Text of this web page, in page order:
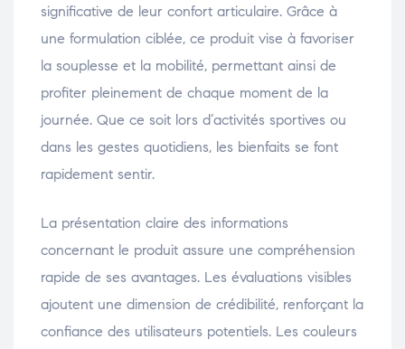
significative de leur confort articulaire. Grâce à
une formulation ciblée, ce produit vise à favoriser
la souplesse et la mobilité, permettant ainsi de
profiter pleinement de chaque moment de la
journée. Que ce soit lors d’activités sportives ou
dans les gestes quotidiens, les bienfaits se font
rapidement sentir.
La présentation claire des informations
concernant le produit assure une compréhension
rapide de ses avantages. Les évaluations visibles
ajoutent une dimension de crédibilité, renforçant la
confiance des utilisateurs potentiels. Les couleurs